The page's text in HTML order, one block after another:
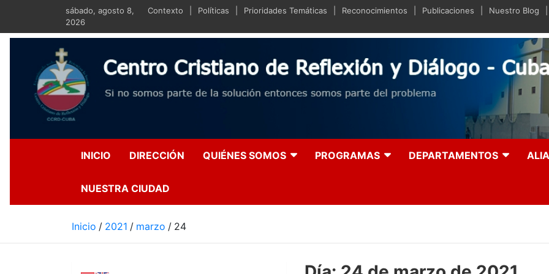
contenido
sábado, agosto 8,
2026
Contexto Políticas Prioridades Temáticas Reconocimientos Publicaciones Nuestro Blog
Centro Cristiano de Reflexión y
Si no somos parte de la solución entonces somos parte del problema
INICIO DIRECCIÓN QUIÉNES SOMOS PROGRAMAS DEPARTAMENTOS
NUESTRA CIUDAD
Inicio 2021 marzo 24